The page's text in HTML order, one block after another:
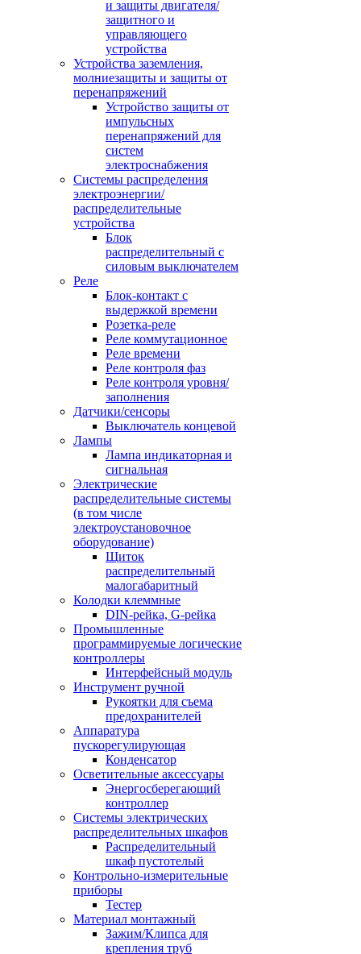
и защиты двигателя/
защитного и
управляющего
устройства
Устройства заземления,
молниезащиты и защиты от
перенапряжений
Устройство защиты от
импульсных
перенапряжений для
систем
электроснабжения
Системы распределения
электроэнергии/
распределительные
устройства
Блок
распределительный с
силовым выключателем
Реле
Блок-контакт с
выдержкой времени
Розетка-реле
Реле коммутационное
Реле времени
Реле контроля фаз
Реле контроля уровня/
заполнения
Датчики/сенсоры
Выключатель концевой
Лампы
Лампа индикаторная и
сигнальная
Электрические
распределительные системы
(в том числе
электроустановочное
оборудование)
Щиток
распределительный
малогабаритный
Колодки клеммные
DIN-рейка, G-рейка
Промышленные
программируемые логические
контроллеры
Интерфейсный модуль
Инструмент ручной
Рукоятки для съема
предохранителей
Аппаратура
пускорегулирующая
Конденсатор
Осветительные аксессуары
Энергосберегающий
контроллер
Системы электрических
распределительных шкафов
Распределительный
шкаф пустотелый
Контрольно-измерительные
приборы
Тестер
Материал монтажный
Зажим/Клипса для
крепления труб